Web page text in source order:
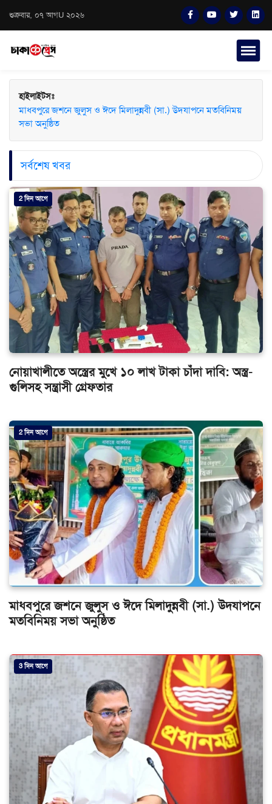
শুক্রবার, ০৭ আগU ২০২৬
হাইলাইটসঃ
মাধবপুরে জশনে জুলুস ও ঈদে মিলাদুন্নবী (সা.) উদযাপনে মতবিনিময়
সভা অনুষ্ঠিত
সর্বশেষ খবর
2 দিন আগে
নোয়াখালীতে অস্ত্রের মুখে ১০ লাখ টাকা চাঁদা দাবি: অস্ত্র-
গুলিসহ সন্ত্রাসী গ্রেফতার
2 দিন আগে
মাধবপুরে জশনে জুলুস ও ঈদে মিলাদুন্নবী (সা.) উদযাপনে
মতবিনিময় সভা অনুষ্ঠিত
3 দিন আগে